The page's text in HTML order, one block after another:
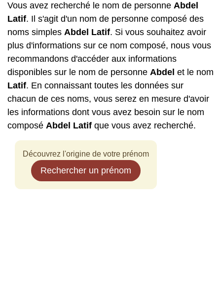
Vous avez recherché le nom de personne Abdel
Latif. Il s'agit d'un nom de personne composé des
noms simples Abdel Latif. Si vous souhaitez avoir
plus d'informations sur ce nom composé, nous vous
recommandons d'accéder aux informations
disponibles sur le nom de personne Abdel et le nom
Latif. En connaissant toutes les données sur
chacun de ces noms, vous serez en mesure d'avoir
les informations dont vous avez besoin sur le nom
composé Abdel Latif que vous avez recherché.
Découvrez l'origine de votre prénom
Rechercher un prénom